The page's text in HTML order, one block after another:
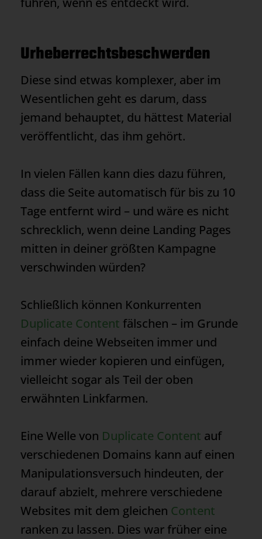
Urheberrechtsbeschwerden
Diese sind etwas komplexer, aber im
Wesentlichen geht es darum, dass
jemand behauptet, du hättest Material
veröffentlicht, das ihm gehört.
In vielen Fällen kann dies dazu führen,
dass die Seite automatisch für bis zu 10
Tage entfernt wird – und wäre es nicht
schrecklich, wenn deine Landing Pages
mitten in deiner größten Kampagne
verschwinden würden?
Schließlich können Konkurrenten
Duplicate Content fälschen – im Grunde
einfach deine Webseiten immer und
immer wieder kopieren und einfügen,
vielleicht sogar als Teil der oben
erwähnten Linkfarmen.
Eine Welle von Duplicate Content auf
verschiedenen Domains kann auf einen
Manipulationsversuch hindeuten, der
darauf abzielt, mehrere verschiedene
Websites mit dem gleichen Content
ranken zu lassen. Dies war früher eine